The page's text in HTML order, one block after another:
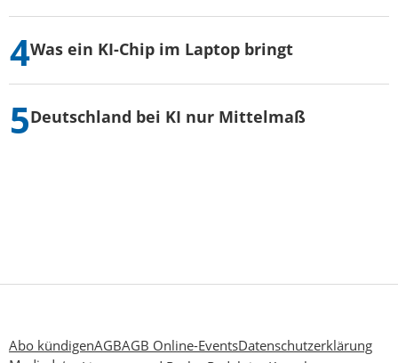
Was ein KI-Chip im Laptop bringt
Deutschland bei KI nur Mittelmaß
Abo kündigenAGBAGB Online-EventsDatenschutzerklärung